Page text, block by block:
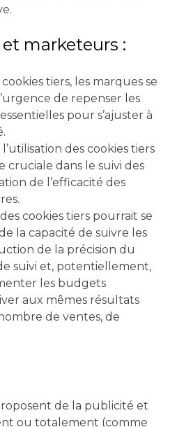
marketeurs :
tiers, les marques se
de repenser les
pour s’ajuster à
des cookies tiers
dans le suivi des
de l’efficacité des
cookies tiers pourrait se
la capacité de suivre les
de la précision du
suivi et, potentiellement,
les budgets
aux mêmes résultats
de ventes, de
de la publicité et
ou totalement (comme